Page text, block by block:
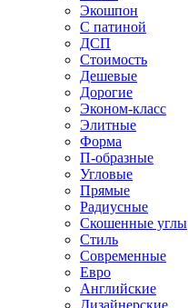
Экошпон
С патиной
ДСП
Стоимость
Дешевые
Дорогие
Эконом-класс
Элитные
Форма
П-образные
Угловые
Прямые
Радиусные
Скошенные углы
Стиль
Современные
Евро
Английские
Дизайнерские